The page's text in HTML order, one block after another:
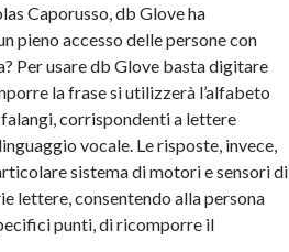
Caporusso, db Glove ha
pieno accesso delle persone con
Per usare db Glove basta digitare
la frase si utilizzerà l’alfabeto
corrispondenti a lettere
vocale. Le risposte, invece,
sistema di motori e sensori di
lettere, consentendo alla persona
punti, di ricomporre il